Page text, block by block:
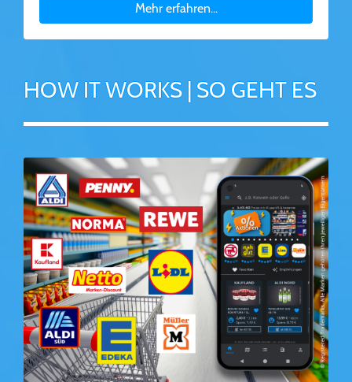
Mehr erfahren...
HOW IT WORKS | SO GEHT ES